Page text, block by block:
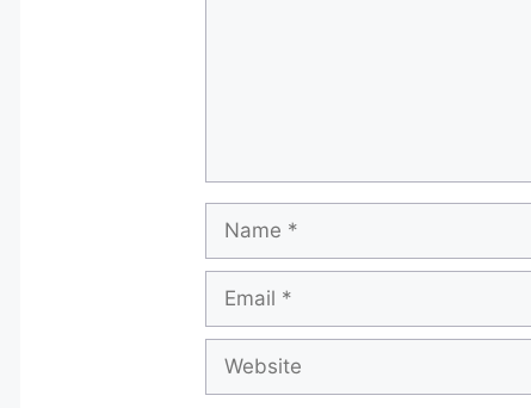
Name
Email
Website